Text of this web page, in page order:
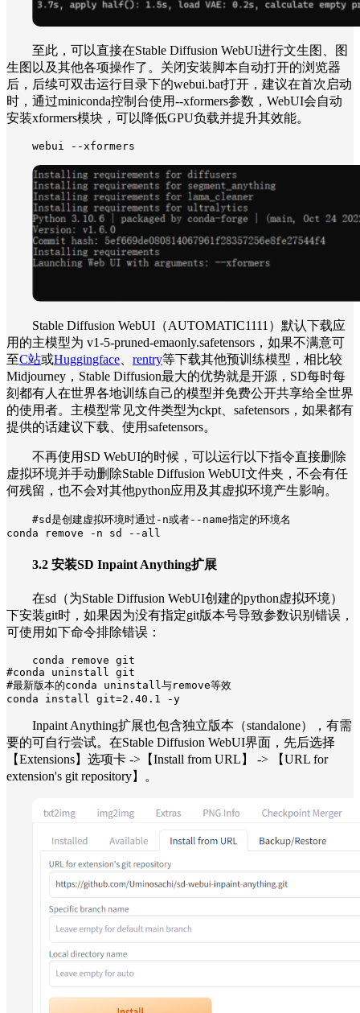
至此，可以直接在Stable Diffusion WebUI进行文生图、图
生图以及其他各项操作了。关闭安装脚本自动打开的浏览器
后，后续可双击运行目录下的webui.bat打开，建议在首次启动
时，通过miniconda控制台使用--xformers参数，WebUI会自动
安装xformers模块，可以降低GPU负载并提升其效能。
webui --xformers
Stable Diffusion WebUI（AUTOMATIC1111）默认下载应
用的主模型为 v1-5-pruned-emaonly.safetensors，如果不满意可
至C站或Huggingface、 rentry等下载其他预训练模型，相比较
Midjourney，Stable Diffusion最大的优势就是开源，SD每时每
刻都有人在世界各地训练自己的模型并免费公开共享给全世界
的使用者。主模型常见文件类型为ckpt、safetensors，如果都有
提供的话建议下载、使用safetensors。
不再使用SD WebUI的时候，可以运行以下指令直接删除
虚拟环境并手动删除Stable Diffusion WebUI文件夹，不会有任
何残留，也不会对其他python应用及其虚拟环境产生影响。
#sd是创建虚拟环境时通过-n或者--name指定的环境名
conda remove -n sd --all
3.2 安装SD Inpaint Anything扩展
在sd（为Stable Diffusion WebUI创建的python虚拟环境）
下安装git时，如果因为没有指定git版本号导致参数识别错误，
可使用如下命令排除错误：
conda remove git
#conda uninstall git
#最新版本的conda uninstall与remove等效
conda install git=2.40.1 -y
Inpaint Anything扩展也包含独立版本（standalone），有需
要的可自行尝试。在Stable Diffusion WebUI界面，先后选择
【Extensions】选项卡 ->【Install from URL】 -> 【URL for
extension's git repository】。